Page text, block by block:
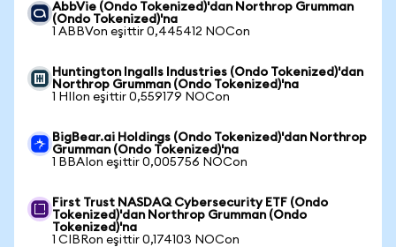
AbbVie (Ondo Tokenized)'dan Northrop Grumman
(Ondo Tokenized)'na
1 ABBVon eşittir 0,445412 NOCon
Huntington Ingalls Industries (Ondo Tokenized)'dan
Northrop Grumman (Ondo Tokenized)'na
1 HIIon eşittir 0,559179 NOCon
BigBear.ai Holdings (Ondo Tokenized)'dan Northrop
Grumman (Ondo Tokenized)'na
1 BBAIon eşittir 0,005756 NOCon
First Trust NASDAQ Cybersecurity ETF (Ondo
Tokenized)'dan Northrop Grumman (Ondo
Tokenized)'na
1 CIBRon eşittir 0,174103 NOCon